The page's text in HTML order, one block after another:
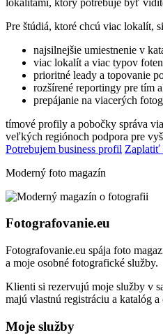
Pre štúdiá, ktoré chcú viac lokalít,
najsilnejšie umiestnenie v
viac lokalít a viac typov
prioritné leady a topovanie
rozšírené reportingy pre tím
prepájanie na viacerých
tímové profily a pobočky správa
veľkých regiónoch podpora pre
Potrebujem business profil Zaplatiť
Moderný foto magazín
Fotografovanie.eu
Fotografovanie.eu spája foto
a moje osobné fotografické služby.
Klienti si rezervujú moje služby v
majú vlastnú registráciu a katalóg
Moje služby